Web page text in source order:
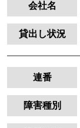
会社名
貸出し状況
連番
障害種別